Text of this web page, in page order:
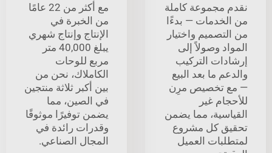
كاملة
— بدءًا
واختيار
وصولاً إلى
التركيب
ما بعد البيع
تخصيص مرِن
غير
مما يضمن
كل مشروع
العميل
مع أكثر من 22 عامًا
من الخبرة في
الإنتاج وإنتاج شهري
يبلغ 40,000 متر
مربع للوحات
الكاملاك، نحن من
بين أكبر ثلاثة منتجين
في الصين، مما
يضمن توفيرًا موثوقًا
وقدرات رائدة في
المجال الصناعي.